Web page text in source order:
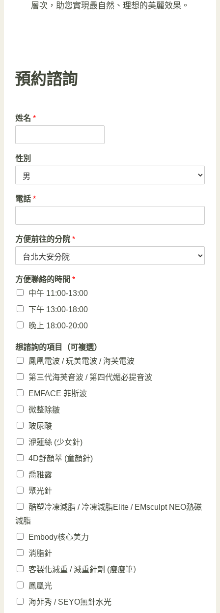
層次，助您實現最自然、理想的美麗效果。
預約諮詢
姓名 *
性別
電話 *
方便前往的分院 *
方便聯絡的時間 *
中午 11:00-13:00
下午 13:00-18:00
晚上 18:00-20:00
想諮詢的項目（可複選）
鳳凰電波 / 玩美電波 / 海芙電波
第三代海芙音波 / 第四代媚必提音波
EMFACE 菲斯波
微整除皺
玻尿酸
洢蓮絲 (少女針)
4D舒顏萃 (童顏針)
喬雅露
聚光針
酷塑冷凍減脂 / 冷凍減脂Elite / EMsculpt NEO熱磁
減脂
Embody核心美力
消脂針
客製化減重 / 減重針劑 (瘦瘦筆）
鳳凰光
海菲秀 / SEYO無針水光